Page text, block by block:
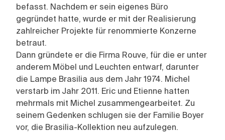
befasst. Nachdem er sein eigenes Büro
gegründet hatte, wurde er mit der Realisierung
zahlreicher Projekte für renommierte Konzerne
betraut.
Dann gründete er die Firma Rouve, für die er unter
anderem Möbel und Leuchten entwarf, darunter
die Lampe Brasilia aus dem Jahr 1974. Michel
verstarb im Jahr 2011. Eric und Etienne hatten
mehrmals mit Michel zusammengearbeitet. Zu
seinem Gedenken schlugen sie der Familie Boyer
vor, die Brasilia-Kollektion neu aufzulegen.